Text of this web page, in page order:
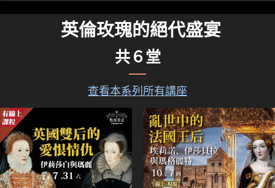
英倫玫瑰的絕代盛宴
共６堂
查看本系列所有講座